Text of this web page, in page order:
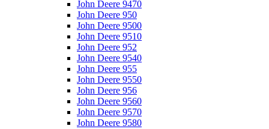
John Deere 9470
John Deere 950
John Deere 9500
John Deere 9510
John Deere 952
John Deere 9540
John Deere 955
John Deere 9550
John Deere 956
John Deere 9560
John Deere 9570
John Deere 9580